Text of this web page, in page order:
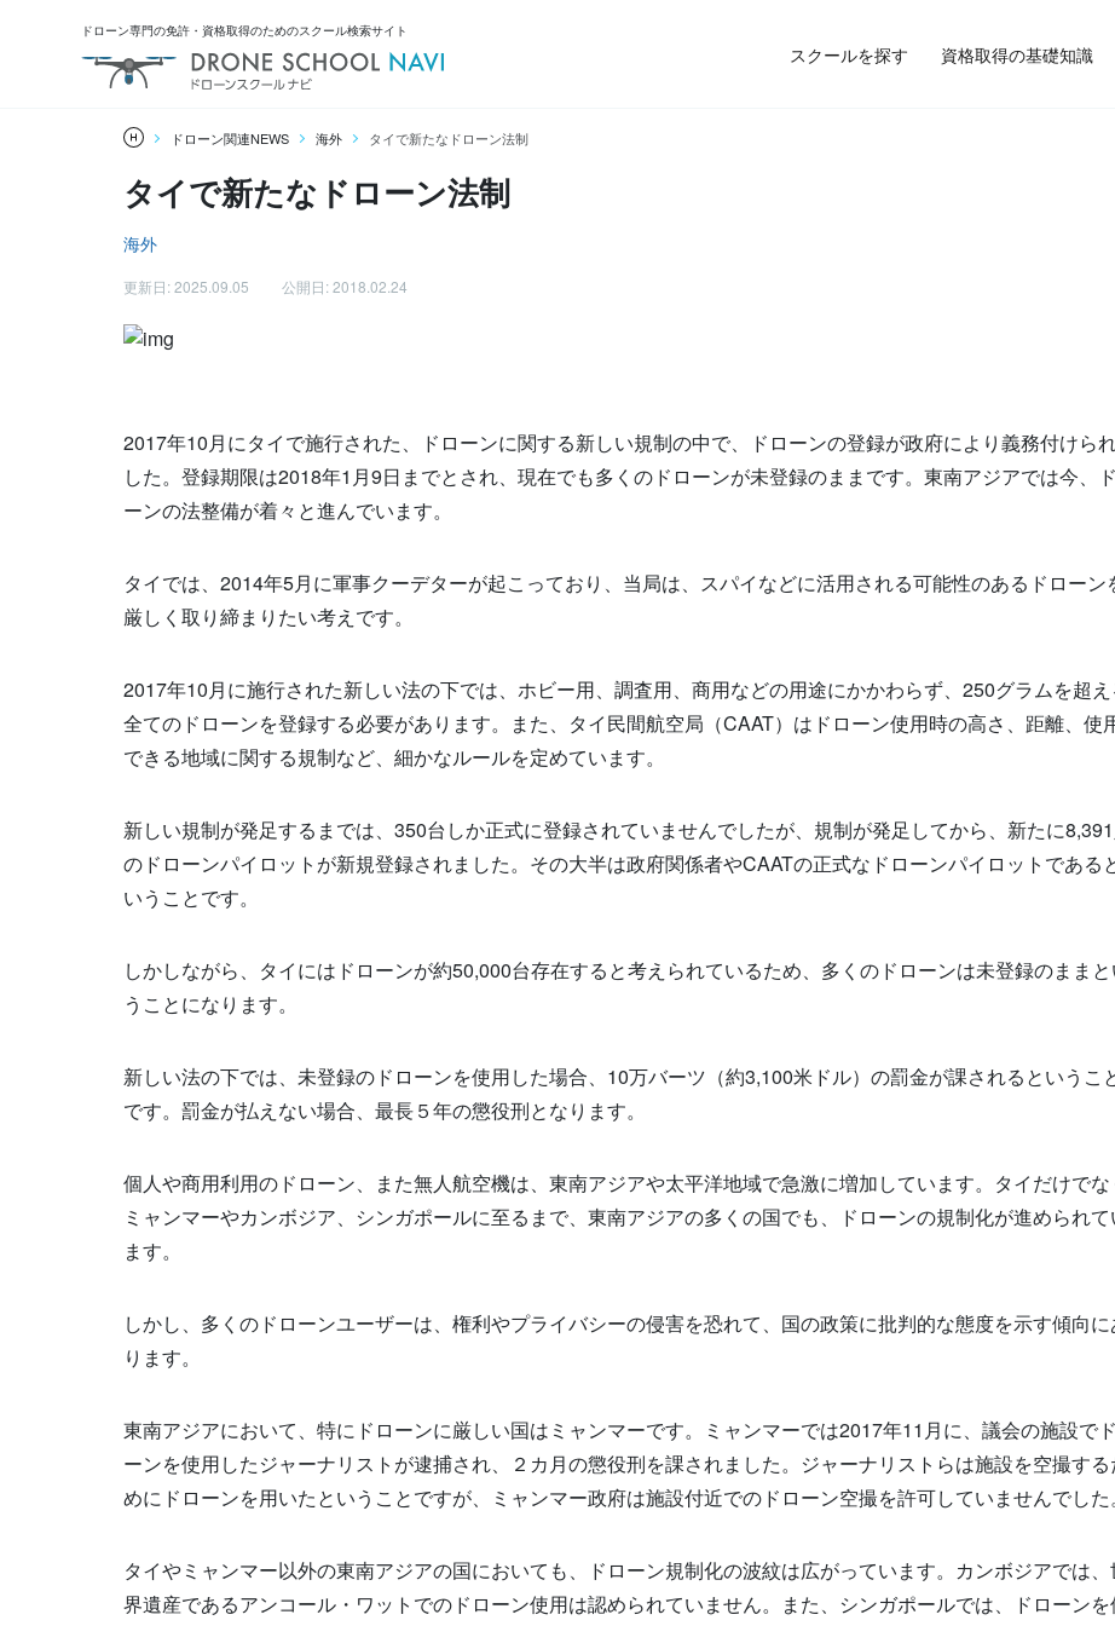
ドローン専門の免許・資格取得のためのスクール検索サイト
スクールを探す 資格取得の基礎知識
ドローン関連NEWS 海外 タイで新たなドローン法制
タイで新たなドローン法制
海外
更新日: 2025.09.05 公開日: 2018.02.24
2017年10月にタイで施行された、ドローンに関する新しい規制の中で、ドローンの登録が政府により義務付けら
した。登録期限は2018年1月9日までとされ、現在でも多くのドローンが未登録のままです。東南アジアでは今、
ーンの法整備が着々と進んでいます。
タイでは、2014年5月に軍事クーデターが起こっており、当局は、スパイなどに活用される可能性のあるドローン
厳しく取り締まりたい考えです。
2017年10月に施行された新しい法の下では、ホビー用、調査用、商用などの用途にかかわらず、250グラムを超え
全てのドローンを登録する必要があります。また、タイ民間航空局（CAAT）はドローン使用時の高さ、距離、使
できる地域に関する規制など、細かなルールを定めています。
新しい規制が発足するまでは、350台しか正式に登録されていませんでしたが、規制が発足してから、新たに
のドローンパイロットが新規登録されました。その大半は政府関係者やCAATの正式なドローンパイロットである
いうことです。
しかしながら、タイにはドローンが約50,000台存在すると考えられているため、多くのドローンは未登録のまま
うことになります。
新しい法の下では、未登録のドローンを使用した場合、10万バーツ（約3,100米ドル）の罰金が課されるというこ
です。罰金が払えない場合、最長５年の懲役刑となります。
個人や商用利用のドローン、また無人航空機は、東南アジアや太平洋地域で急激に増加しています。タイだけでな
ミャンマーやカンボジア、シンガポールに至るまで、東南アジアの多くの国でも、ドローンの規制化が進められて
ます。
しかし、多くのドローンユーザーは、権利やプライバシーの侵害を恐れて、国の政策に批判的な態度を示す傾向に
ります。
東南アジアにおいて、特にドローンに厳しい国はミャンマーです。ミャンマーでは2017年11月に、議会の施設で
ーンを使用したジャーナリストが逮捕され、２カ月の懲役刑を課されました。ジャーナリストらは施設を空撮する
めにドローンを用いたということですが、ミャンマー政府は施設付近でのドローン空撮を許可していませんでした。
タイやミャンマー以外の東南アジアの国においても、ドローン規制化の波紋は広がっています。カンボジアでは
界遺産であるアンコール・ワットでのドローン使用は認められていません。また、シンガポールでは、ドローンを